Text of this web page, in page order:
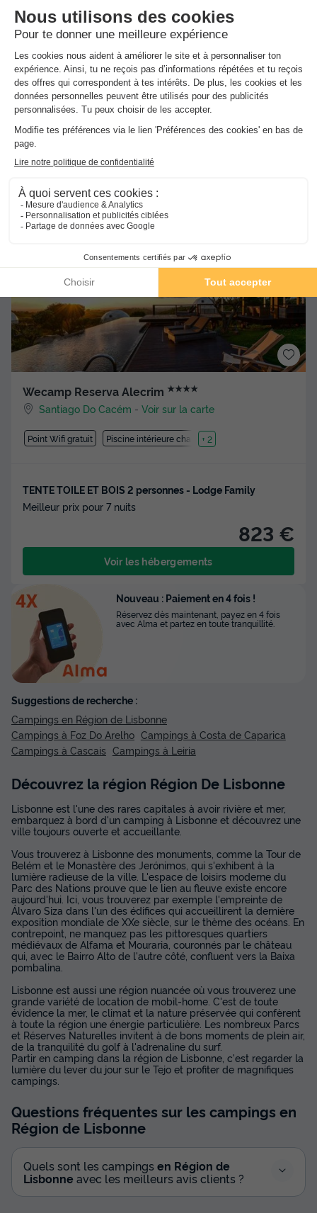
MOBILHOME 6 personnes - Mobil-home | Comfort | 3 Ch. |
6 Pers. | Terrasse surélevée | Clim.
Meilleur prix pour 7 nuits
427 € 301 € -29%
d'économie
Wecamp Reserva Alecrim ★★★★
Santiago Do Cacém -Voir sur la carte
Point Wifi gratuit Piscine intérieure chauffée
+ 2
TENTE TOILE ET BOIS 2 personnes - Lodge Family
Meilleur prix pour 7 nuits
823 €
Voir les hébergements
Réservez l'esprit tranquille avec
l'Annulation Gratuite !
Réservez sereinement votre prochain séjour
grâce à l'annulation gratuite jusqu'à J-30 sur
l'ensemble des séjours (1).
Nouveau : Paiement en 4 fois !
Réservez dès maintenant, payez en 4 fois
avec Alma et partez en toute tranquillité.
Suggestions de recherche :
Campings en Région de Lisbonne
Campings à Foz Do Arelho Campings à Costa de Caparica
Campings à Cascais Campings à Leiria
Découvrez la région Région De Lisbonne
Lisbonne est l'une des rares capitales à avoir rivière et mer,
embarquez à bord d'un camping à Lisbonne et découvrez une
ville toujours ouverte et accueillante.
Vous trouverez à Lisbonne des monuments, comme la Tour de
Belém et le Monastère des Jerónimos, qui s'exhibent à la
lumière radieuse de la ville. L'espace de loisirs moderne du
Parc des Nations prouve que le lien au fleuve existe encore
aujourd'hui. Ici, vous trouverez par exemple l'empreinte de
Álvaro Siza dans l'un des édifices qui accueillirent la dernière
exposition mondiale de XXe siècle, sur le thème des océans. En
contrepoint, ne manquez pas les pittoresques quartiers
médiévaux de Alfama et Mouraria, couronnés par le château
qui, avec le Bairro Alto de l'autre côté, confluent vers la Baixa
pombalina.
Lisbonne est aussi une région nuancée où vous trouverez une
grande variété de location de mobil-home. C'est de toute
évidence la mer, le climat et la nature préservée qui confèrent
à toute la région une énergie particulière. Les nombreux Parcs
et Réserves Naturelles invitent à de bons moments de plein air,
de la tranquilité du golf à l'adrenaline du surf.
Partir en camping dans la région de Lisbonne, c'est regarder la
lumière du lever du jour sur le Tejo et profiter de magnifiques
campings.
Questions fréquentes sur les campings en
Région de Lisbonne
Quels sont les campings en Région de
Lisbonne avec les meilleurs avis clients ?